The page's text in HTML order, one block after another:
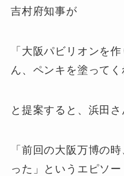
吉村府知事が
「大阪パビリオンを
ん、ペンキを塗ってく
と提案すると、浜田
「前回の大阪万博の
った」というエピソー